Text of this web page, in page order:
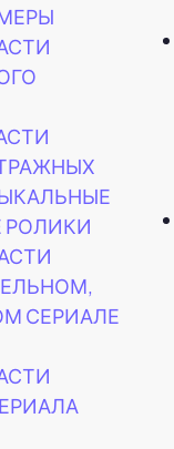
РОЛИКИ
СЕРИАЛЕ